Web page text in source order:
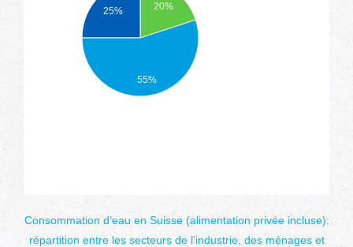
20%
25%
55%
Consommation d’eau en Suisse (alimentation privée incluse):
répartition entre les secteurs de l’industrie, des ménages et